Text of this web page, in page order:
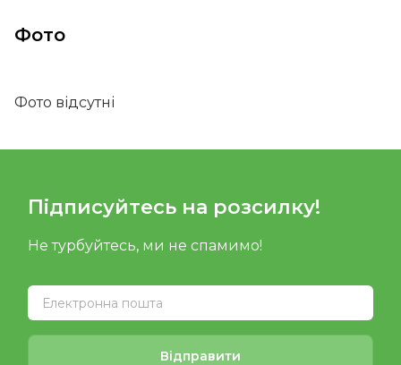
Фото
Фото відсутні
Підписуйтесь на розсилку!
Не турбуйтесь, ми не спамимо!
Відправити